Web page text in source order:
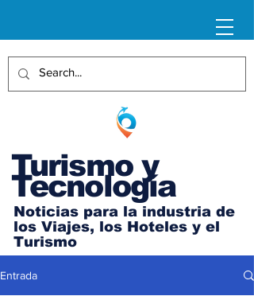
Turismo y
Tecnología
Noticias para la industria de
los Viajes, los Hoteles y el
Turismo
Entrada